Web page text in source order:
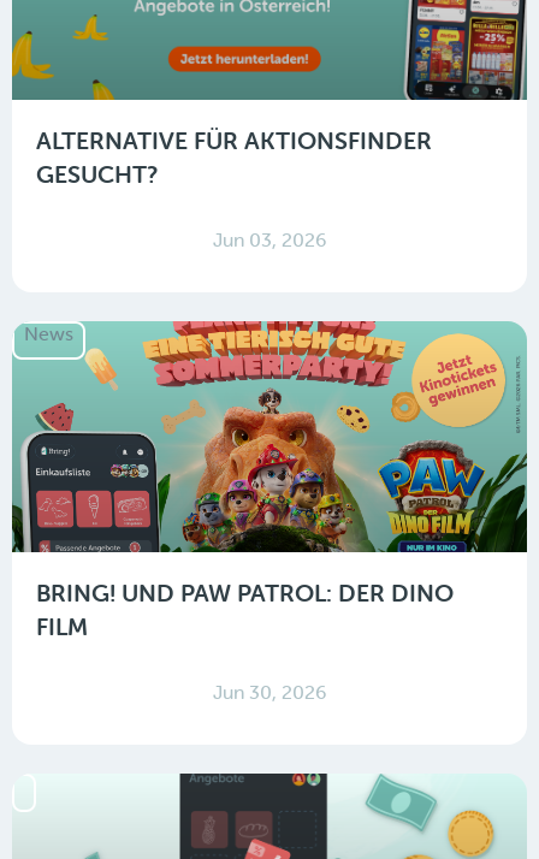
ALTERNATIVE FÜR AKTIONSFINDER
GESUCHT?
Jun 03, 2026
News
BRING! UND PAW PATROL: DER DINO
FILM
Jun 30, 2026